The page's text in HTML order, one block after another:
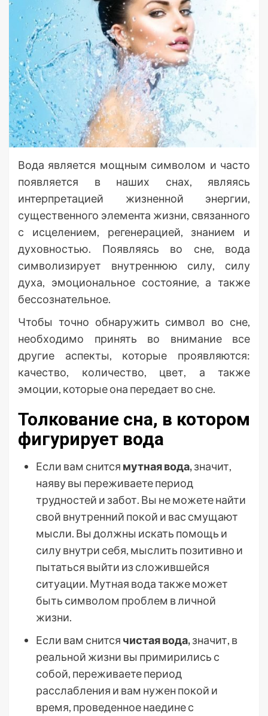
Вода является мощным символом и часто
появляется в наших снах, являясь
интерпретацией жизненной энергии,
существенного элемента жизни, связанного
с исцелением, регенерацией, знанием и
духовностью. Появляясь во сне, вода
символизирует внутреннюю силу, силу
духа, эмоциональное состояние, а также
бессознательное.
Чтобы точно обнаружить символ во сне,
необходимо принять во внимание все
другие аспекты, которые проявляются:
качество, количество, цвет, а также
эмоции, которые она передает во сне.
Толкование сна, в котором
фигурирует вода
Если вам снится мутная вода,значит,
наяву вы переживаете период
трудностей и забот. Вы не можете найти
свой внутренний покой и вас смущают
мысли. Вы должны искать помощь и
силу внутри себя, мыслить позитивно и
пытаться выйти из сложившейся
ситуации. Мутная вода также может
быть символом проблем в личной
жизни.
Если вам снится чистая вода,значит, в
реальной жизни вы примирились с
собой, переживаете период
расслабления и вам нужен покой и
время, проведенное наедине с